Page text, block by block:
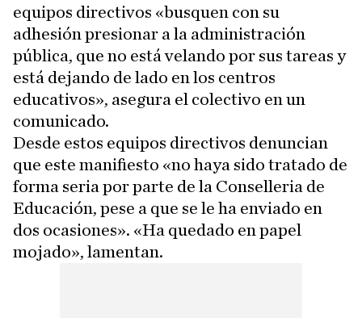
equipos directivos «busquen con su
adhesión presionar a la administración
pública, que no está velando por sus tareas y
está dejando de lado en los centros
educativos», asegura el colectivo en un
comunicado.
Desde estos equipos directivos denuncian
que este manifiesto «no haya sido tratado de
forma seria por parte de la Conselleria de
Educación, pese a que se le ha enviado en
dos ocasiones». «Ha quedado en papel
mojado», lamentan.